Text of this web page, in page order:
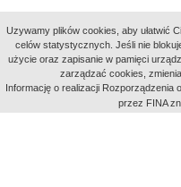
aktywności
Uzywamy plików cookies, aby ułatwić
celów statystycznych. Jeśli nie
użycie oraz zapisanie w pamięci
zarządzać cookies,
Informację o realizacji
przez FINA